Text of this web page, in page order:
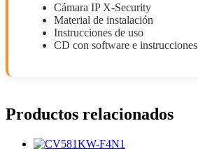
Cámara IP X-Security
Material de instalación
Instrucciones de uso
CD con software e instrucciones
Productos relacionados